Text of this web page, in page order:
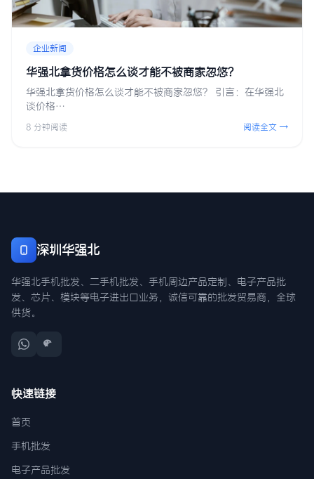
企业新闻
华强北拿货价格怎么谈才能不被商家忽悠？
华强北拿货价格怎么谈才能不被商家忽悠？ 引言：在华强北
谈价格…
8 分钟阅读 阅读全文 →
深圳华强北
华强北手机批发、二手机批发、手机周边产品定制、电子产品批
发、芯片、模块等电子进出口业务，诚信可靠的批发贸易商，全球
供货。
快速链接
首页
手机批发
电子产品批发